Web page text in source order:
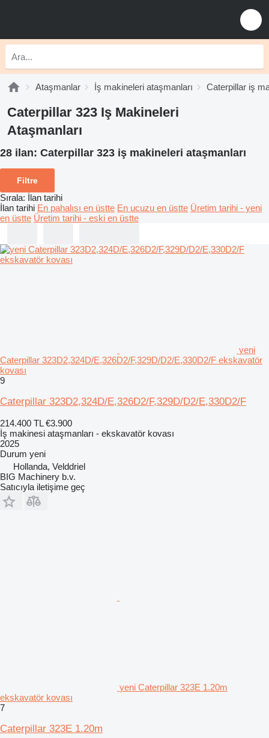
Ataşmanlar İş makineleri ataşmanları Caterpillar iş
Caterpillar 323 Iş Makineleri
Ataşmanları
28 ilan: Caterpillar 323 iş makineleri ataşmanları
Filtre
Sırala: İlan tarihi
İlan tarihi En pahalısı en üstte En ucuzu en üstte Üretim tarihi - yeni
en üstte Üretim tarihi - eski en üstte
yeni
Caterpillar 323D2,324D/E,326D2/F,329D/D2/E,330D2/F ekskavatör
kovası
9
Caterpillar 323D2,324D/E,326D2/F,329D/D2/E,330D2/F
214.400 TL €3.900
İş makinesi ataşmanları - ekskavatör kovası
2025
Durum yeni
Hollanda, Velddriel
BIG Machinery b.v.
Satıcıyla iletişime geç
yeni Caterpillar 323E 1.20m
ekskavatör kovası
7
Caterpillar 323E 1.20m